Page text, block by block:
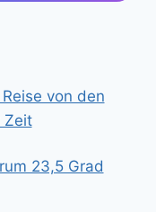
von den
Zeit
23,5 Grad